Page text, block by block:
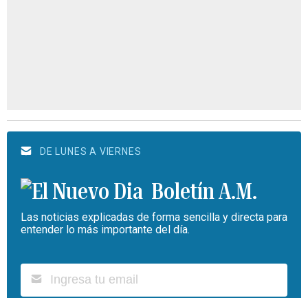
DE LUNES A VIERNES
Boletín A.M.
Las noticias explicadas de forma sencilla y directa para
entender lo más importante del día.